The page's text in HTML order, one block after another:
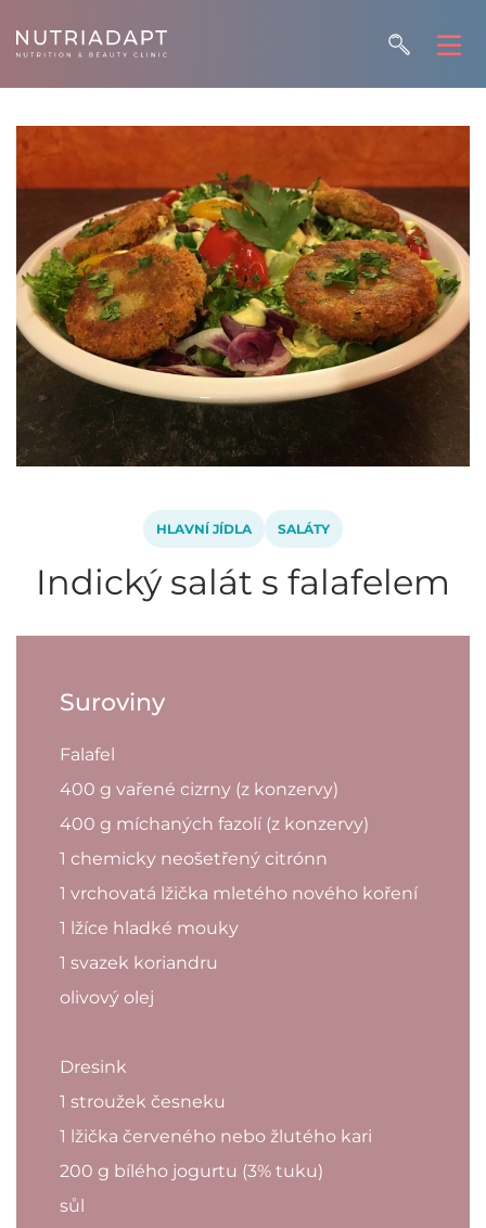
HLAVNÍ JÍDLA SALÁTY
Indický salát s falafelem
Suroviny
Falafel
400 g vařené cizrny (z konzervy)
400 g míchaných fazolí (z konzervy)
1 chemicky neošetřený citrónn
1 vrchovatá lžička mletého nového koření
1 lžíce hladké mouky
1 svazek koriandru
olivový olej
Dresink
1 stroužek česneku
1 lžička červeného nebo žlutého kari
200 g bílého jogurtu (3% tuku)
sůl